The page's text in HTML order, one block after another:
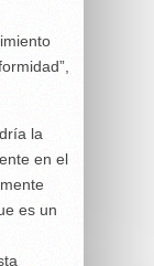
la
en el
es un